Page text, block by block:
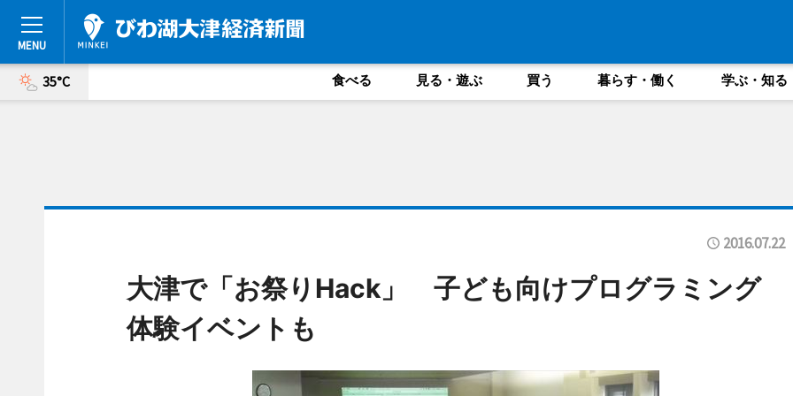
35°C 食べる 見る・遊ぶ 買う 暮らす・働く 学ぶ・知る
2016.07.22
大津で「お祭りHack」 子ども向けプログラミング
体験イベントも